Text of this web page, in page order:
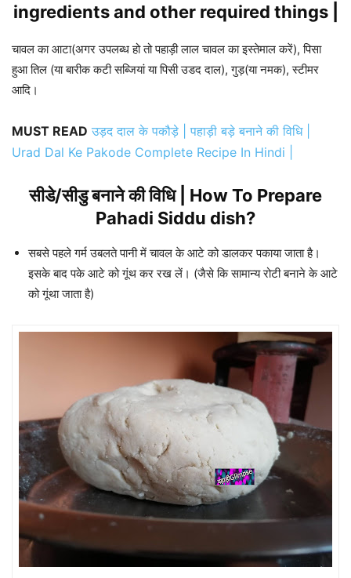
ingredients and other required things |
चावल का आटा(अगर उपलब्ध हो तो पहाड़ी लाल चावल का इस्तेमाल करें), पिसा
हुआ तिल (या बारीक कटी सब्जियां या पिसी उडद दाल), गुड़(या नमक), स्टीमर
आदि।
MUST READ उड़द दाल के पकौड़े | पहाड़ी बड़े बनाने की विधि |
Urad Dal Ke Pakode Complete Recipe In Hindi |
सीडे/सीडु बनाने की विधि | How To Prepare
Pahadi Siddu dish?
सबसे पहले गर्म उबलते पानी में चावल के आटे को डालकर पकाया जाता है।
इसके बाद पके आटे को गूंथ कर रख लें। (जैसे कि सामान्य रोटी बनाने के आटे
को गूंथा जाता है)